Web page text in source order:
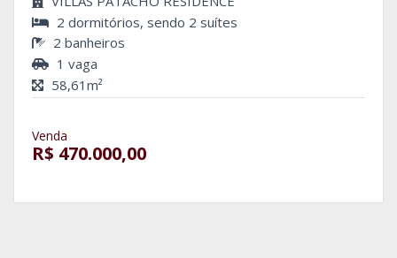
2 dormitórios, sendo 2 suítes
2 banheiros
1 vaga
58,61m²
Venda
R$ 470.000,00